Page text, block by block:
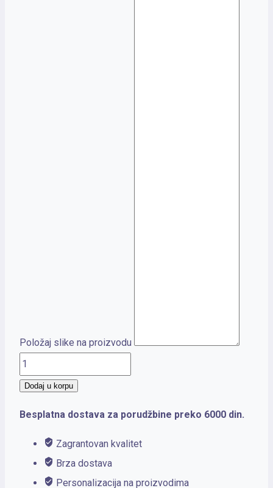
Položaj slike na proizvodu
ART
količina
Dodaj u korpu
Besplatna dostava za porudžbine preko 6000 din.
Zagrantovan kvalitet
Brza dostava
Personalizacija na proizvodima